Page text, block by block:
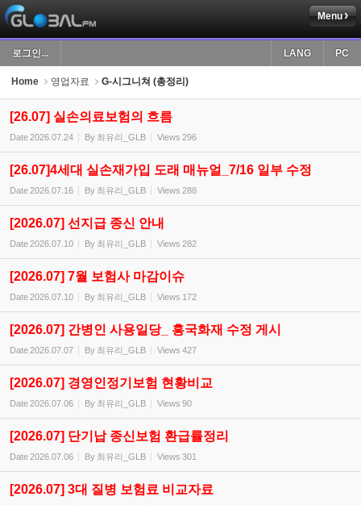
Menu
로그인... PC
LANG
Home 영업자료 G-시그니쳐 (총정리)
[26.07] 실손의료보험의 흐름
Date2026.07.24 By 최유리_GLB Views 296
[26.07]4세대 실손재가입 도래 매뉴얼_7/16 일부 수정
Date2026.07.16 By 최유리_GLB Views 288
[2026.07] 선지급 종신 안내
Date2026.07.10 By 최유리_GLB Views 282
[2026.07] 7월 보험사 마감이슈
Date2026.07.10 By 최유리_GLB Views 172
[2026.07] 간병인 사용일당_ 흥국화재 수정 게시
Date2026.07.07 By 최유리_GLB Views 427
[2026.07] 경영인정기보험 현황비교
Date2026.07.06 By 최유리_GLB Views 90
[2026.07] 단기납 종신보험 환급률정리
Date2026.07.06 By 최유리_GLB Views 301
[2026.07] 3대 질병 보험료 비교자료
Sketchbook5, 스케치북5
Sketchbook5, 스케치북5